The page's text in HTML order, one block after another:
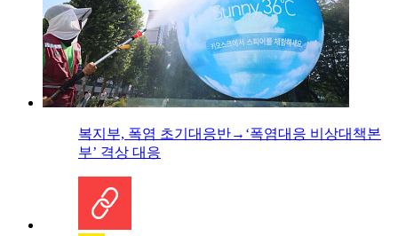
복지부, 폭염 초기대응반→‘폭염대응 비상대책본
부’ 격상 대응